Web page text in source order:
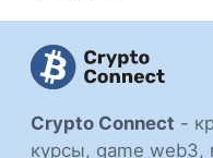
Crypto Connect -
курсы, game